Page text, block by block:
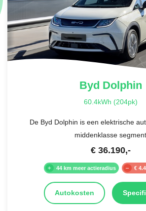
Byd Dolphin
60.4kWh (204pk)
De Byd Dolphin is een elektrische
middenklasse segment
€ 36.190,-
44 km meer actieradius €
Autokosten